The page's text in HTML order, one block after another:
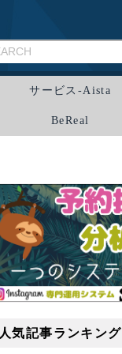
サービス-Aista
BeReal
人気記事ランキング